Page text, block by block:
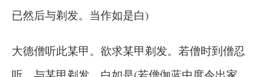
已然后与剃发。当作如是白)
大德僧听此某甲。欲求某甲剃发。若僧时到僧忍